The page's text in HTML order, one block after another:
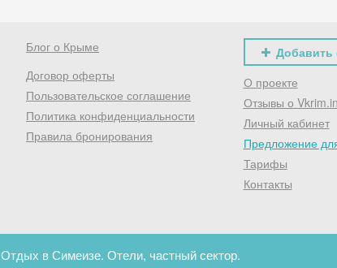
Блог о Крыме
Договор оферты
Пользовательское соглашение
Политика конфиденциальности
Правила бронирования
Добавить
О проекте
Отзывы о
Личный кабинет
Предложение
Тарифы
Контакты
Отдых в Симеизе. Отели, частный сектор.